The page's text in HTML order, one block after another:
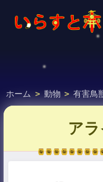
ホーム > 動物 > 有害鳥
ア